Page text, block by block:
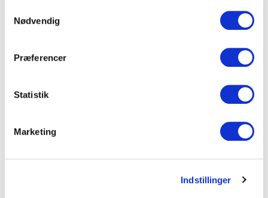
Nødvendig
Præferencer
Statistik
Marketing
Indstillinger